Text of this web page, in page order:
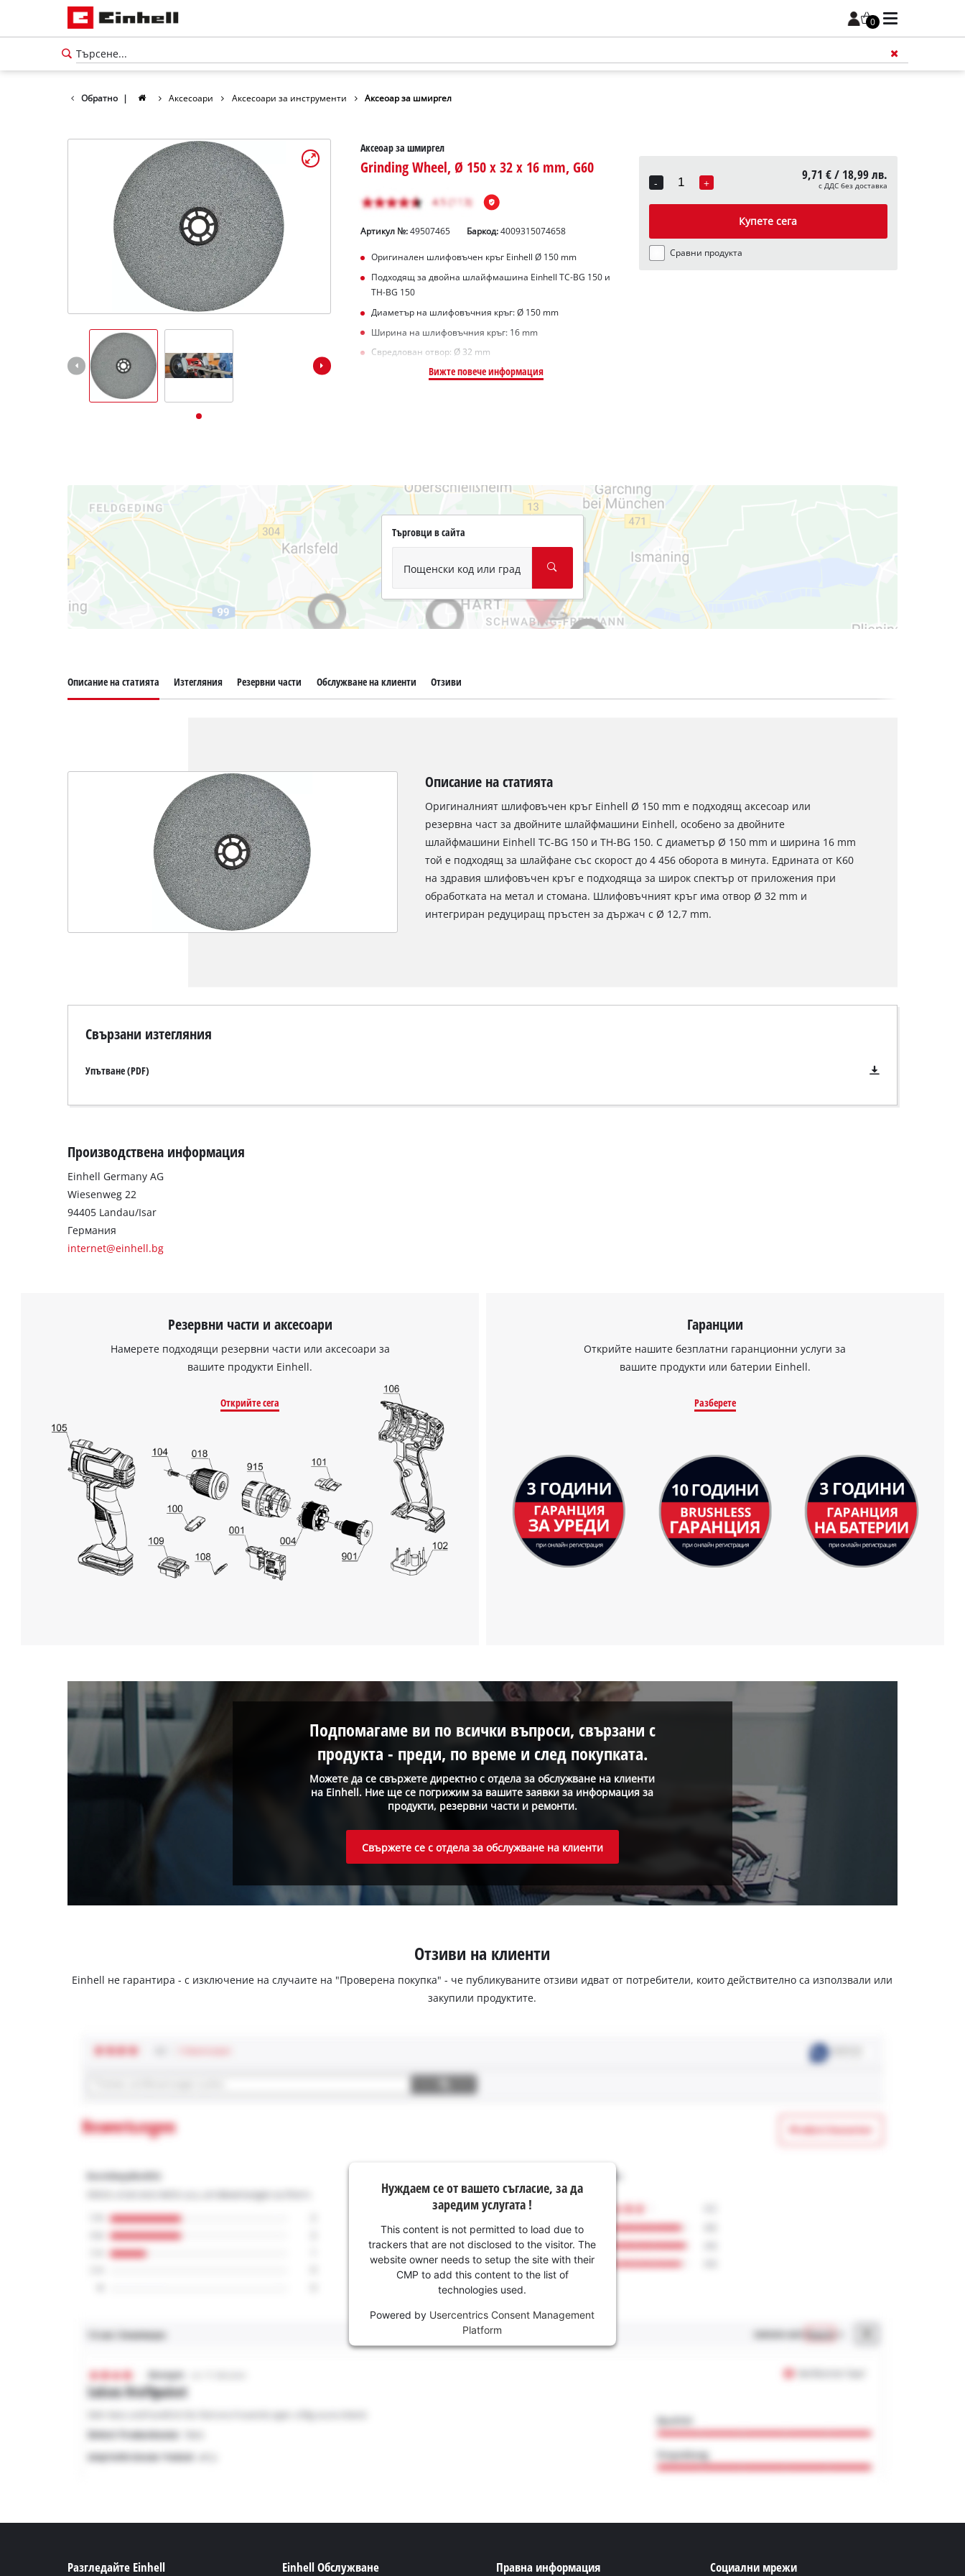
0
Обратно | Аксесоари Аксесоари за инструменти Аксеоар за шмиргел
Аксеоар за шмиргел
Grinding Wheel, Ø 150 x 32 x 16 mm, G60
Артикул №:49507465 Баркод:4009315074658
Оригинален шлифовъчен кръг Einhell Ø 150 mm
Подходящ за двойна шлайфмашина Einhell TC-BG 150 и
TH-BG 150
Диаметър на шлифовъчния кръг: Ø 150 mm
Ширина на шлифовъчния кръг: 16 mm
Свредлован отвор: Ø 32 mm
Вижте повече информация
-
Quantity
+ 9,71 € / 18,99 лв.
с ДДС без доставка
Купете сега
Сравни продукта
Търговци в сайта
Пощенски код или град
Нуждаем се от вашето съгласие, за да
This content is not permitted to load due
to trackers that are not disclosed to the
visitor. The website owner needs to setup
the site with their CMP to add this content
to the list of technologies used.
Powered by
Usercentrics Consent
Management Platform
Описание на статията Изтегляния Резервни части Обслужване на клиенти Отзиви
Описание на статията
Оригиналният шлифовъчен кръг Einhell Ø 150 mm е подходящ аксесоар или
резервна част за двойните шлайфмашини Einhell, особено за двойните
шлайфмашини Einhell TC-BG 150 и TH-BG 150. С диаметър Ø 150 mm и ширина 16 mm
той е подходящ за шлайфане със скорост до 4 456 оборота в минута. Едрината от K60
на здравия шлифовъчен кръг е подходяща за широк спектър от приложения при
обработката на метал и стомана. Шлифовъчният кръг има отвор Ø 32 mm и
интегриран редуциращ пръстен за държач с Ø 12,7 mm.
Свързани изтегляния
Упътване (PDF)
Производствена информация
Einhell Germany AG
Wiesenweg 22
94405 Landau/Isar
Германия
internet@einhell.bg
Резервни части и аксесоари
Намерете подходящи резервни части или аксесоари за
вашите продукти Einhell.
Открийте сега
Гаранции
Открийте нашите безплатни гаранционни услуги за
вашите продукти или батерии Einhell.
Разберете
Можете да се свържете директно с отдела за обслужване на клиенти
на Einhell. Ние ще се погрижим за вашите заявки за информация за
продукти, резервни части и ремонти.
Подпомагаме ви по всички въпроси, свързани с
продукта - преди, по време и след покупката.
Свържете се с отдела за обслужване на клиенти
Отзиви на клиенти
Einhell не гарантира - с изключение на случаите на "Проверена покупка" - че публикуваните отзиви идват от потребители, които действително са използвали или
закупили продуктите.
Нуждаем се от вашето съгласие, за да
заредим услугата !
This content is not permitted to load due to
trackers that are not disclosed to the visitor. The
website owner needs to setup the site with their
CMP to add this content to the list of
technologies used.
Powered by Usercentrics Consent Management
Platform
Разгледайте Einhell Einhell Обслужване Правна информация Социални мрежи